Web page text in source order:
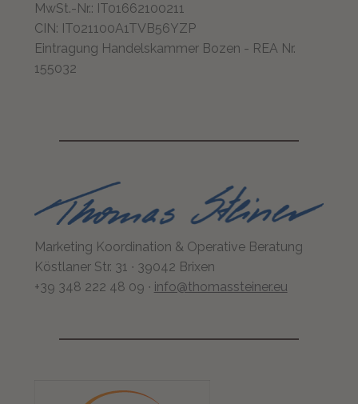
MwSt.-Nr.: IT01662100211
CIN: IT021100A1TVB56YZP
Eintragung Handelskammer Bozen - REA Nr.
155032
Marketing Koordination & Operative Beratung
Köstlaner Str. 31 ∙ 39042 Brixen
+39 348 222 48 09 ∙ info@thomassteiner.eu